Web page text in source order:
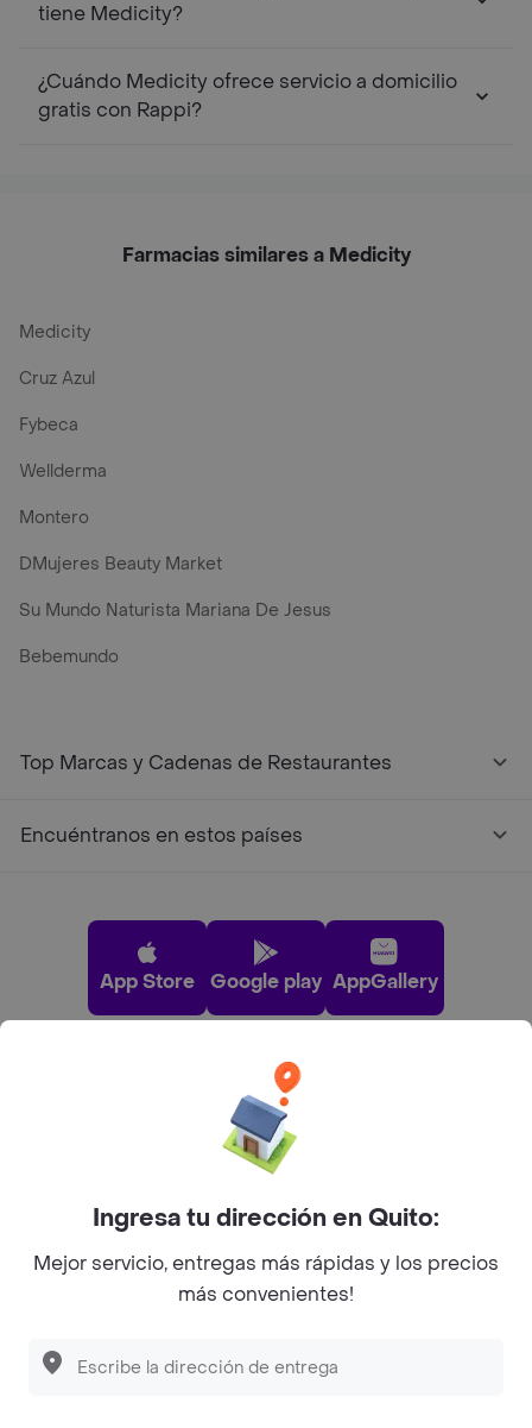
tiene Medicity?
¿Cuándo Medicity ofrece servicio a domicilio
gratis con Rappi?
Farmacias similares a Medicity
Medicity
Cruz Azul
Fybeca
Wellderma
Montero
DMujeres Beauty Market
Su Mundo Naturista Mariana De Jesus
Bebemundo
Top Marcas y Cadenas de Restaurantes
Encuéntranos en estos países
App Store Google play AppGallery
Pide tu comida favorita cerca de ti
Ingresa tu dirección en Quito:
Mejor servicio, entregas más rápidas y los precios
más convenientes!